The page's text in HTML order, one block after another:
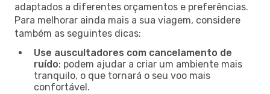
adaptados a diferentes orçamentos e preferências.
Para melhorar ainda mais a sua viagem, considere
também as seguintes dicas:
Use auscultadores com cancelamento de
ruído: podem ajudar a criar um ambiente mais
tranquilo, o que tornará o seu voo mais
confortável.